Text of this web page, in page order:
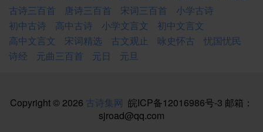
古诗三百首
唐诗三百首 宋词三百首
小学古诗
初中古诗
高中古诗 小学文言文
初中文言文
高中文言文
宋词精选 古文观止 咏史怀古
忧国忧民
诗经
元曲三百首 元日 元旦
Copyright © 2026 古诗集网 皖ICP备12016986号-3 邮箱：
sjroad@qq.com